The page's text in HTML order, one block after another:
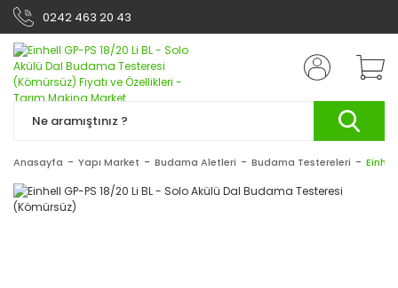
0242 463 20 43
Anasayfa Yapı Market Budama Aletleri Budama Testereleri